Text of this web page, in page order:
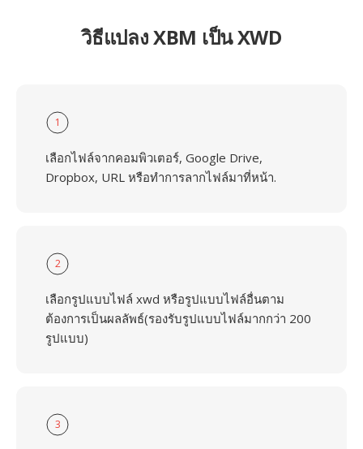
วิธีแปลง XBM เป็น XWD
1
เลือกไฟล์จากคอมพิวเตอร์, Google Drive,
Dropbox, URL หรือทำการลากไฟล์มาที่หน้า.
2
เลือกรูปแบบไฟล์ xwd หรือรูปแบบไฟล์อื่นตาม
ต้องการเป็นผลลัพธ์(รองรับรูปแบบไฟล์มากกว่า 200
รูปแบบ)
3